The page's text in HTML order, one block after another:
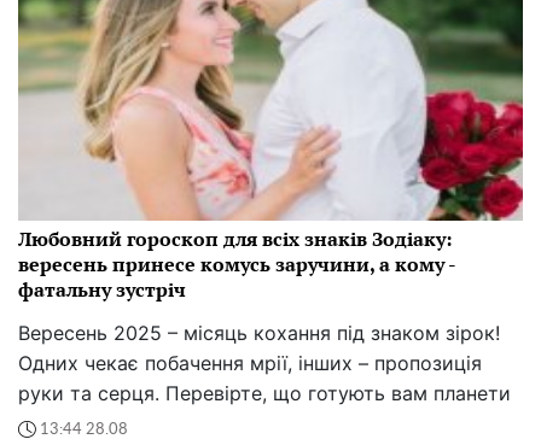
Любовний гороскоп для всіх знаків Зодіаку:
вересень принесе комусь заручини, а кому -
фатальну зустріч
Вересень 2025 – місяць кохання під знаком зірок!
Одних чекає побачення мрії, інших – пропозиція
руки та серця. Перевірте, що готують вам планети
13:44 28.08